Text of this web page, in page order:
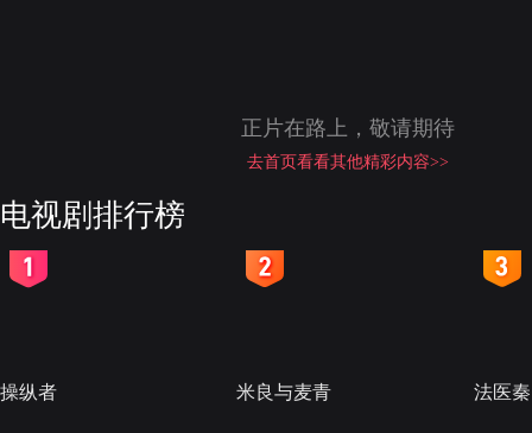
正片在路上，敬请期待
去首页看看其他精彩内容>>
电视剧排行榜
操纵者 米良与麦青 法医